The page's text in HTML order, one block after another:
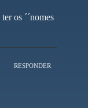
os ´´nomes
RESPONDER